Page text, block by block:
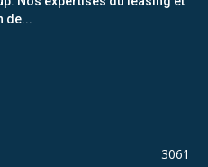
de...
3061